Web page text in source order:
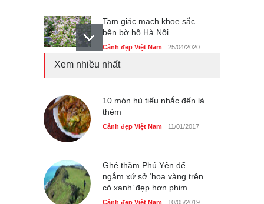
Tam giác mạch khoe sắc
bên bờ hồ Hà Nội
Cảnh đẹp Việt Nam 25/04/2020
Cảnh đẹp Việt Nam 24/04/2020
Những món ăn đồng quê
Xem nhiều nhất
10 món hủ tiếu nhắc đến là
thèm
Cảnh đẹp Việt Nam 11/01/2017
Ghé thăm Phú Yên để
ngắm xứ sở ‘hoa vàng trên
cỏ xanh’ đẹp hơn phim
Cảnh đẹp Việt Nam 10/05/2019